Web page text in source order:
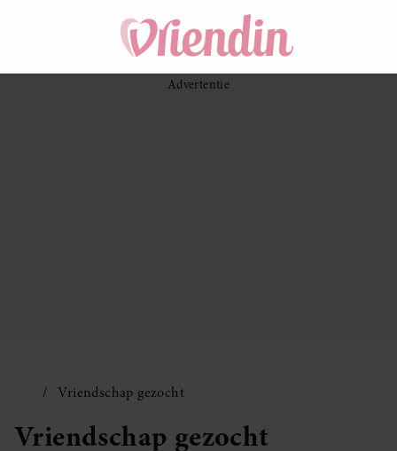
Vriendschap gezocht
Vriendschap gezocht